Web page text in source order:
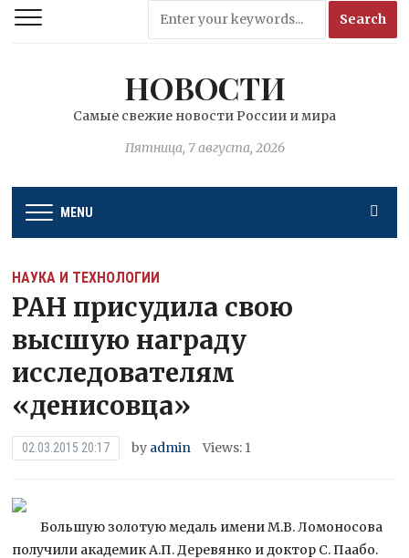
НОВОСТИ
Самые свежие новости России и мира
Пятница, 7 августа, 2026
MENU
НАУКА И ТЕХНОЛОГИИ
РАН присудила свою
высшую награду
исследователям
«денисовца»
02.03.2015 20:17 by admin Views: 1
Большую золотую медаль имени М.В. Ломоносова
получили академик А.П. Деревянко и доктор С. Паабо.